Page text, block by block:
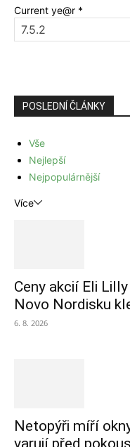
Current ye@r *
POSLEDNÍ ČLÁNKY
Vše
Nejlepší
Nejpopulárnější
Více
Ceny akcií Eli
Novo Nordisku
6. 8. 2026
Netopýři míří